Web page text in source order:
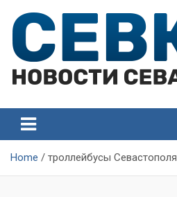
content
Севастополя
Севастополя
Home троллейбусы Севастополя